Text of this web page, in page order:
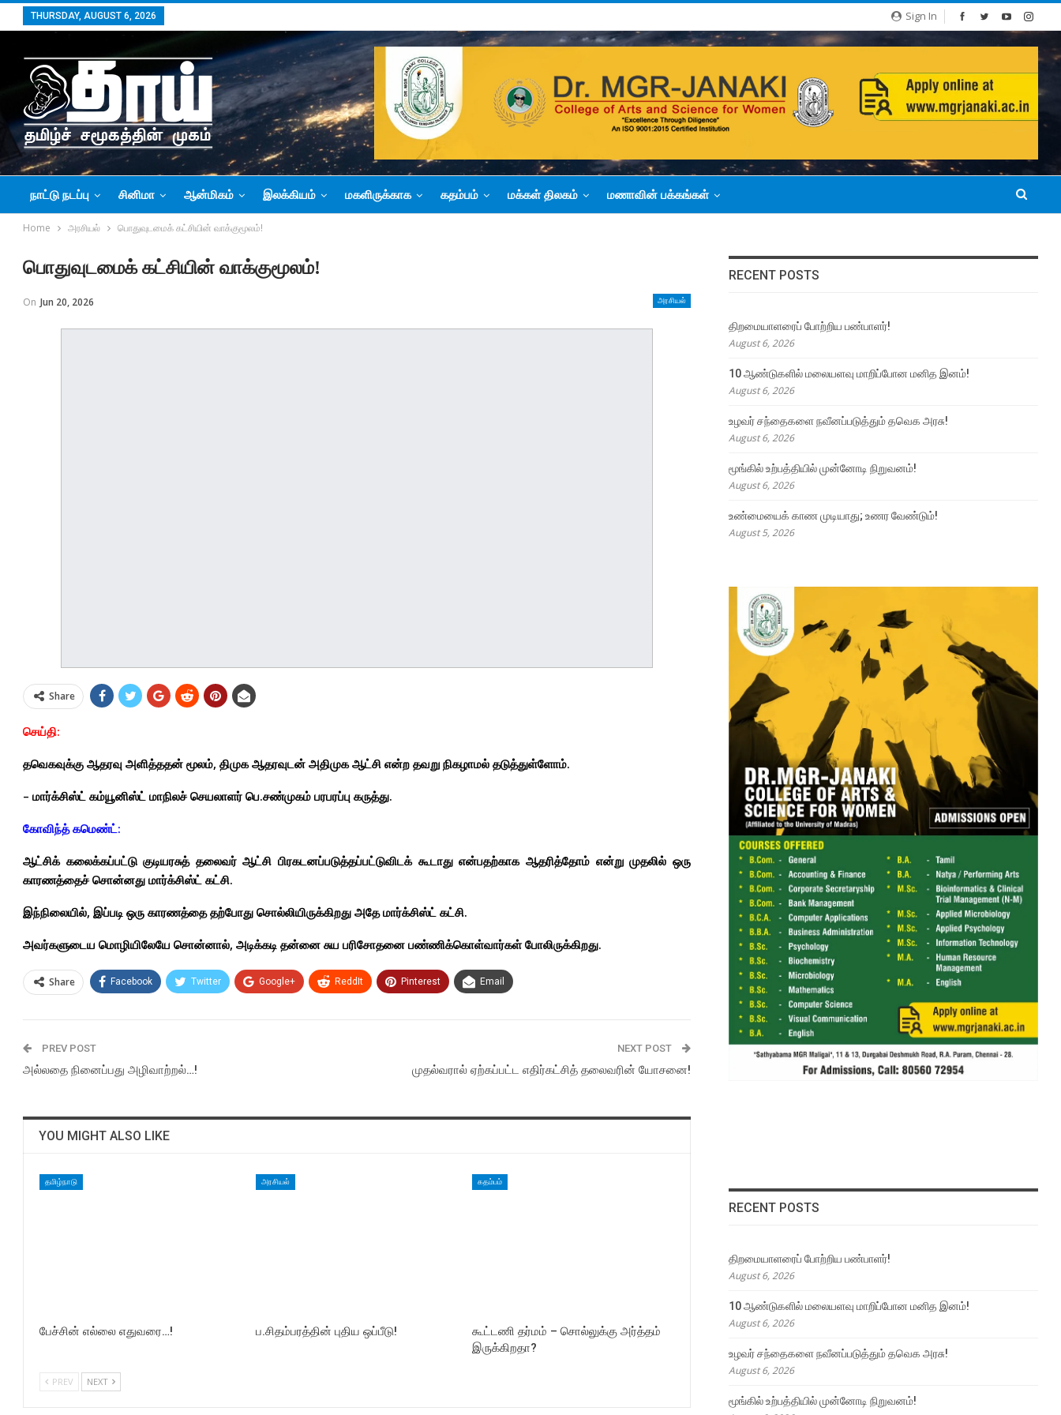
Sign In
THURSDAY, AUGUST 6, 2026
நாட்டு நடப்பு சினிமா ஆன்மிகம் இலக்கியம் மகளிருக்காக கதம்பம் மக்கள் திலகம் மணாவின் பக்கங்கள்
Home அரசியல் பொதுவுடமைக் கட்சியின் வாக்குமூலம்!
பொதுவுடமைக் கட்சியின் வாக்குமூலம்!
அரசியல்
On Jun 20, 2026
Share
செய்தி:
தவெகவுக்கு ஆதரவு அளித்ததன் மூலம், திமுக ஆதரவுடன் அதிமுக ஆட்சி என்ற தவறு நிகழாமல் தடுத்துள்ளோம்.
– மார்க்சிஸ்ட் கம்யூனிஸ்ட் மாநிலச் செயலாளர் பெ.சண்முகம் பரபரப்பு கருத்து.
கோவிந்த் கமெண்ட்:
ஆட்சிக் கலைக்கப்பட்டு குடியரசுத் தலைவர் ஆட்சி பிரகடனப்படுத்தப்பட்டுவிடக் கூடாது என்பதற்காக ஆதரித்தோம் என்று முதலில் ஒரு
காரணத்தைச் சொன்னது மார்க்சிஸ்ட் கட்சி.
இந்நிலையில், இப்படி ஒரு காரணத்தை தற்போது சொல்லியிருக்கிறது அதே மார்க்சிஸ்ட் கட்சி.
அவர்களுடைய மொழியிலேயே சொன்னால், அடிக்கடி தன்னை சுய பரிசோதனை பண்ணிக்கொள்வார்கள் போலிருக்கிறது.
Share Facebook Twitter Google+ ReddIt Pinterest Email
PREV POST
அல்லதை நினைப்பது அழிவாற்றல்…!
NEXT POST
முதல்வரால் ஏற்கப்பட்ட எதிர்கட்சித் தலைவரின் யோசனை!
YOU MIGHT ALSO LIKE
தமிழ்நாடு
பேச்சின் எல்லை எதுவரை…!
அரசியல்
ப.சிதம்பரத்தின் புதிய ஒப்பீடு!
கதம்பம்
கூட்டணி தர்மம் – சொல்லுக்கு அர்த்தம்
இருக்கிறதா?
PREV NEXT
RECENT POSTS
திறமையாளரைப் போற்றிய பண்பாளர்!
August 6, 2026
10 ஆண்டுகளில் மலையளவு மாறிப்போன மனித இனம்!
August 6, 2026
உழவர் சந்தைகளை நவீனப்படுத்தும் தவெக அரசு!
August 6, 2026
மூங்கில் உற்பத்தியில் முன்னோடி நிறுவனம்!
August 6, 2026
உண்மையைக் காண முடியாது; உணர வேண்டும்!
August 5, 2026
RECENT POSTS
திறமையாளரைப் போற்றிய பண்பாளர்!
August 6, 2026
10 ஆண்டுகளில் மலையளவு மாறிப்போன மனித இனம்!
August 6, 2026
உழவர் சந்தைகளை நவீனப்படுத்தும் தவெக அரசு!
August 6, 2026
மூங்கில் உற்பத்தியில் முன்னோடி நிறுவனம்!